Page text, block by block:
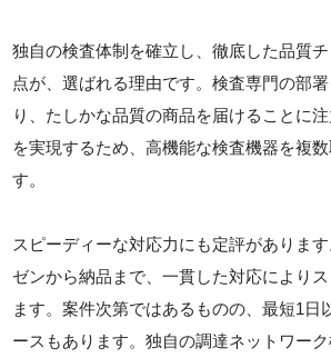
独自の検査体制を確立し、徹底した品質
点が、選ばれる理由です。検査専門の部
り、たしかな品質の商品を届けることに
を実現するため、高機能な検査機器を複
す。
スピーディーな対応力にも定評がありま
ゼンから納品まで、一貫した対応により
ます。案件次第ではあるものの、最短1日
ースもあります。独自の調達ネットワー